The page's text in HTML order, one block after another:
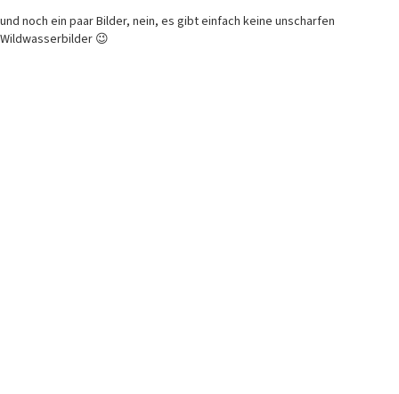
und noch ein paar Bilder, nein, es gibt einfach keine unscharfen
Wildwasserbilder 😉